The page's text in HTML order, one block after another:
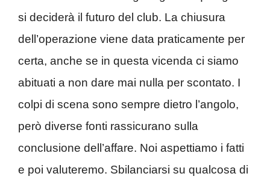
si deciderà il futuro del club. La chiusura
dell’operazione viene data praticamente per
certa, anche se in questa vicenda ci siamo
abituati a non dare mai nulla per scontato. I
colpi di scena sono sempre dietro l’angolo,
però diverse fonti rassicurano sulla
conclusione dell’affare. Noi aspettiamo i fatti
e poi valuteremo. Sbilanciarsi su qualcosa di